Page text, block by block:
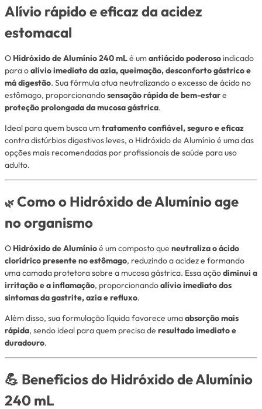
Alívio rápido e eficaz da acidez
estomacal
O Hidróxido de Alumínio 240 mLé umantiácido poderoso indicado
para oalívio imediato da azia, queimação, desconforto gástrico e
má digestão. Sua fórmula atua neutralizando o excesso de ácido no
estômago, proporcionandosensação rápida de bem-estare
proteção prolongada da mucosa gástrica.
Ideal para quem busca umtratamento confiável, seguro e eficaz
contra distúrbios digestivos leves, o Hidróxido de Alumínio é uma das
opções mais recomendadas por profissionais de saúde para uso
adulto.
🌿 Como o Hidróxido de Alumínio age
no organismo
O Hidróxido de Alumínioé um composto que neutraliza o ácido
clorídrico presente no estômago, reduzindo a acidez e formando
uma camada protetora sobre a mucosa gástrica. Essa açãodiminui a
irritação e a inflamação, proporcionandoalívio imediato dos
sintomas da gastrite, azia e refluxo.
Além disso, sua formulação líquida favorece umaabsorção mais
rápida, sendo ideal para quem precisa de resultado imediato e
duradouro.
💪 Benefícios do Hidróxido de Alumínio
240 mL